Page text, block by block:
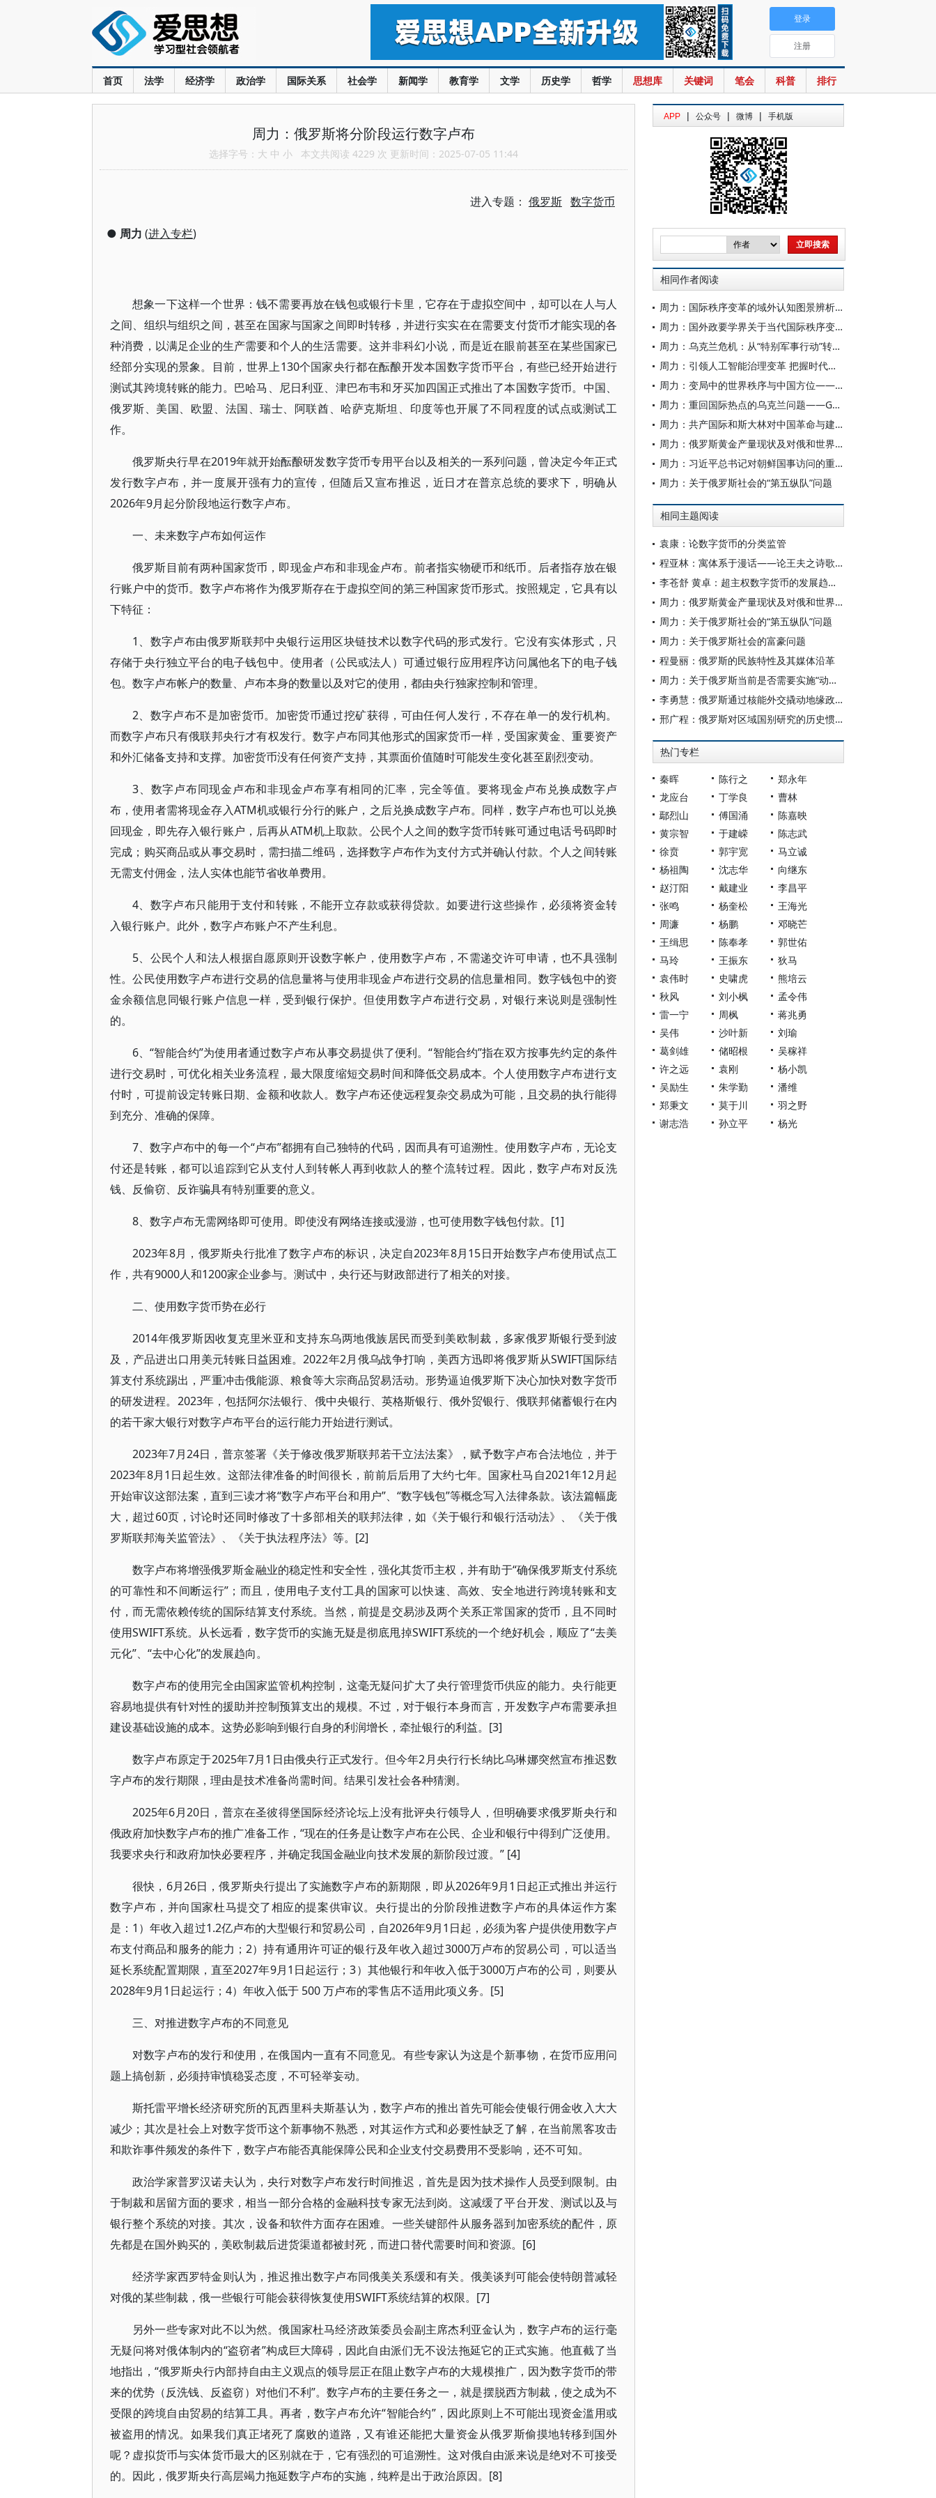
首页 法学 经济学 政治学 国际关系 社会学 新闻学 教育学 文学 历史学 哲学 思想库 关键词 笔会 科普 排行
登录
注册
周力：俄罗斯将分阶段运行数字卢布
选择字号： 大 中 小 本文共阅读 4229 次 更新时间：2025-07-05 11:44
进入专题： 俄罗斯 数字货币
● 周力 (进入专栏)
想象一下这样一个世界：钱不需要再放在钱包或银行卡里，它存在于虚拟空间中，却可以在人与人
之间、组织与组织之间，甚至在国家与国家之间即时转移，并进行实实在在需要支付货币才能实现的各
种消费，以满足企业的生产需要和个人的生活需要。这并非科幻小说，而是近在眼前甚至在某些国家已
经部分实现的景象。目前，世界上130个国家央行都在酝酿开发本国数字货币平台，有些已经开始进行
测试其跨境转账的能力。巴哈马、尼日利亚、津巴布韦和牙买加四国正式推出了本国数字货币。中国、
俄罗斯、美国、欧盟、法国、瑞士、阿联酋、哈萨克斯坦、印度等也开展了不同程度的试点或测试工
作。
俄罗斯央行早在2019年就开始酝酿研发数字货币专用平台以及相关的一系列问题，曾决定今年正式
发行数字卢布，并一度展开强有力的宣传，但随后又宣布推迟，近日才在普京总统的要求下，明确从
2026年9月起分阶段地运行数字卢布。
一、未来数字卢布如何运作
俄罗斯目前有两种国家货币，即现金卢布和非现金卢布。前者指实物硬币和纸币。后者指存放在银
行账户中的货币。数字卢布将作为俄罗斯存在于虚拟空间的第三种国家货币形式。按照规定，它具有以
下特征：
1、数字卢布由俄罗斯联邦中央银行运用区块链技术以数字代码的形式发行。它没有实体形式，只
存储于央行独立平台的电子钱包中。使用者（公民或法人）可通过银行应用程序访问属他名下的电子钱
包。数字卢布帐户的数量、卢布本身的数量以及对它的使用，都由央行独家控制和管理。
2、数字卢布不是加密货币。加密货币通过挖矿获得，可由任何人发行，不存在单一的发行机构。
而数字卢布只有俄联邦央行才有权发行。数字卢布同其他形式的国家货币一样，受国家黄金、重要资产
和外汇储备支持和支撑。加密货币没有任何资产支持，其票面价值随时可能发生变化甚至剧烈变动。
3、数字卢布同现金卢布和非现金卢布享有相同的汇率，完全等值。要将现金卢布兑换成数字卢
布，使用者需将现金存入ATM机或银行分行的账户，之后兑换成数字卢布。同样，数字卢布也可以兑换
回现金，即先存入银行账户，后再从ATM机上取款。公民个人之间的数字货币转账可通过电话号码即时
完成；购买商品或从事交易时，需扫描二维码，选择数字卢布作为支付方式并确认付款。个人之间转账
无需支付佣金，法人实体也能节省收单费用。
4、数字卢布只能用于支付和转账，不能开立存款或获得贷款。如要进行这些操作，必须将资金转
入银行账户。此外，数字卢布账户不产生利息。
5、公民个人和法人根据自愿原则开设数字帐户，使用数字卢布，不需递交许可申请，也不具强制
性。公民使用数字卢布进行交易的信息量将与使用非现金卢布进行交易的信息量相同。数字钱包中的资
金余额信息同银行账户信息一样，受到银行保护。但使用数字卢布进行交易，对银行来说则是强制性
的。
6、“智能合约”为使用者通过数字卢布从事交易提供了便利。“智能合约”指在双方按事先约定的条件
进行交易时，可优化相关业务流程，最大限度缩短交易时间和降低交易成本。个人使用数字卢布进行支
付时，可提前设定转账日期、金额和收款人。数字卢布还使远程复杂交易成为可能，且交易的执行能得
到充分、准确的保障。
7、数字卢布中的每一个“卢布”都拥有自己独特的代码，因而具有可追溯性。使用数字卢布，无论支
付还是转账，都可以追踪到它从支付人到转帐人再到收款人的整个流转过程。因此，数字卢布对反洗
钱、反偷窃、反诈骗具有特别重要的意义。
8、数字卢布无需网络即可使用。即使没有网络连接或漫游，也可使用数字钱包付款。[1]
2023年8月，俄罗斯央行批准了数字卢布的标识，决定自2023年8月15日开始数字卢布使用试点工
作，共有9000人和1200家企业参与。测试中，央行还与财政部进行了相关的对接。
二、使用数字货币势在必行
2014年俄罗斯因收复克里米亚和支持东乌两地俄族居民而受到美欧制裁，多家俄罗斯银行受到波
及，产品进出口用美元转账日益困难。2022年2月俄乌战争打响，美西方迅即将俄罗斯从SWIFT国际结
算支付系统踢出，严重冲击俄能源、粮食等大宗商品贸易活动。形势逼迫俄罗斯下决心加快对数字货币
的研发进程。2023年，包括阿尔法银行、俄中央银行、英格斯银行、俄外贸银行、俄联邦储蓄银行在内
的若干家大银行对数字卢布平台的运行能力开始进行测试。
2023年7月24日，普京签署《关于修改俄罗斯联邦若干立法法案》，赋予数字卢布合法地位，并于
2023年8月1日起生效。这部法律准备的时间很长，前前后后用了大约七年。国家杜马自2021年12月起
开始审议这部法案，直到三读才将“数字卢布平台和用户”、“数字钱包”等概念写入法律条款。该法篇幅庞
大，超过60页，讨论时还同时修改了十多部相关的联邦法律，如《关于银行和银行活动法》、《关于俄
罗斯联邦海关监管法》、《关于执法程序法》等。[2]
数字卢布将增强俄罗斯金融业的稳定性和安全性，强化其货币主权，并有助于“确保俄罗斯支付系统
的可靠性和不间断运行”；而且，使用电子支付工具的国家可以快速、高效、安全地进行跨境转账和支
付，而无需依赖传统的国际结算支付系统。当然，前提是交易涉及两个关系正常国家的货币，且不同时
使用SWIFT系统。从长远看，数字货币的实施无疑是彻底甩掉SWIFT系统的一个绝好机会，顺应了“去美
元化”、“去中心化”的发展趋向。
数字卢布的使用完全由国家监管机构控制，这毫无疑问扩大了央行管理货币供应的能力。央行能更
容易地提供有针对性的援助并控制预算支出的规模。不过，对于银行本身而言，开发数字卢布需要承担
建设基础设施的成本。这势必影响到银行自身的利润增长，牵扯银行的利益。[3]
数字卢布原定于2025年7月1日由俄央行正式发行。但今年2月央行行长纳比乌琳娜突然宣布推迟数
字卢布的发行期限，理由是技术准备尚需时间。结果引发社会各种猜测。
2025年6月20日，普京在圣彼得堡国际经济论坛上没有批评央行领导人，但明确要求俄罗斯央行和
俄政府加快数字卢布的推广准备工作，“现在的任务是让数字卢布在公民、企业和银行中得到广泛使用。
我要求央行和政府加快必要程序，并确定我国金融业向技术发展的新阶段过渡。” [4]
很快，6月26日，俄罗斯央行提出了实施数字卢布的新期限，即从2026年9月1日起正式推出并运行
数字卢布，并向国家杜马提交了相应的提案供审议。央行提出的分阶段推进数字卢布的具体运作方案
是：1）年收入超过1.2亿卢布的大型银行和贸易公司，自2026年9月1日起，必须为客户提供使用数字卢
布支付商品和服务的能力；2）持有通用许可证的银行及年收入超过3000万卢布的贸易公司，可以适当
延长系统配置期限，直至2027年9月1日起运行；3）其他银行和年收入低于3000万卢布的公司，则要从
2028年9月1日起运行；4）年收入低于 500 万卢布的零售店不适用此项义务。[5]
三、对推进数字卢布的不同意见
对数字卢布的发行和使用，在俄国内一直有不同意见。有些专家认为这是个新事物，在货币应用问
题上搞创新，必须持审慎稳妥态度，不可轻举妄动。
斯托雷平增长经济研究所的瓦西里科夫斯基认为，数字卢布的推出首先可能会使银行佣金收入大大
减少；其次是社会上对数字货币这个新事物不熟悉，对其运作方式和必要性缺乏了解，在当前黑客攻击
和欺诈事件频发的条件下，数字卢布能否真能保障公民和企业支付交易费用不受影响，还不可知。
政治学家普罗汉诺夫认为，央行对数字卢布发行时间推迟，首先是因为技术操作人员受到限制。由
于制裁和居留方面的要求，相当一部分合格的金融科技专家无法到岗。这减缓了平台开发、测试以及与
银行整个系统的对接。其次，设备和软件方面存在困难。一些关键部件从服务器到加密系统的配件，原
先都是在国外购买的，美欧制裁后进货渠道都被封死，而进口替代需要时间和资源。[6]
经济学家西罗特金则认为，推迟推出数字卢布同俄美关系缓和有关。俄美谈判可能会使特朗普减轻
对俄的某些制裁，俄一些银行可能会获得恢复使用SWIFT系统结算的权限。[7]
另外一些专家对此不以为然。俄国家杜马经济政策委员会副主席杰利亚金认为，数字卢布的运行毫
无疑问将对俄体制内的“盗窃者”构成巨大障碍，因此自由派们无不设法拖延它的正式实施。他直截了当
地指出，“俄罗斯央行内部持自由主义观点的领导层正在阻止数字卢布的大规模推广，因为数字货币的带
来的优势（反洗钱、反盗窃）对他们不利”。数字卢布的主要任务之一，就是摆脱西方制裁，使之成为不
受限的跨境自由贸易的结算工具。再者，数字卢布允许“智能合约”，因此原则上不可能出现资金滥用或
被盗用的情况。如果我们真正堵死了腐败的道路，又有谁还能把大量资金从俄罗斯偷摸地转移到国外
呢？虚拟货币与实体货币最大的区别就在于，它有强烈的可追溯性。这对俄自由派来说是绝对不可接受
的。因此，俄罗斯央行高层竭力拖延数字卢布的实施，纯粹是出于政治原因。[8]
APP | 公众号 | 微博 | 手机版
相同作者阅读
周力：国际秩序变革的域外认知图景辨析—— 国外政要学界关于当代秩序变革的观点述评
周力：国外政要学界关于当代国际秩序变革的观点述评
周力：乌克兰危机：从“特别军事行动”转向全面战争——俄罗斯政界学界对当前局势的研判
周力：引领人工智能治理变革 把握时代发展主动——人工智能全球治理的中国担当与世界意义
周力：变局中的世界秩序与中国方位——2026年6月国际形势的观察与思考
周力：重回国际热点的乌克兰问题——G7峰会同俄罗斯新一轮的较量
周力：共产国际和斯大林对中国革命与建设的影响和帮助
周力：俄罗斯黄金产量现状及对俄和世界经济的影响
周力：习近平总书记对朝鲜国事访问的重大意义
周力：关于俄罗斯社会的“第五纵队”问题
相同主题阅读
袁康：论数字货币的分类监管
程亚林：寓体系于漫话——论王夫之诗歌理论体系
李苍舒 黄卓：超主权数字货币的发展趋势及潜在风险
周力：俄罗斯黄金产量现状及对俄和世界经济的影响
周力：关于俄罗斯社会的“第五纵队”问题
周力：关于俄罗斯社会的富豪问题
程曼丽：俄罗斯的民族特性及其媒体沿革
周力：关于俄罗斯当前是否需要实施“动员经济”的讨论
李勇慧：俄罗斯通过核能外交撬动地缘政治
邢广程：俄罗斯对区域国别研究的历史惯性和现实路径
热门专栏
秦晖 陈行之
郑永年
龙应台
丁学良
曹林
鄢烈山
傅国涌
陈嘉映
黄宗智
于建嵘
陈志武
徐贲
郭宇宽
马立诚
杨祖陶
沈志华
向继东
赵汀阳
戴建业
李昌平
张鸣
杨奎松
王海光
周濂
杨鹏
邓晓芒
王缉思
陈奉孝
郭世佑
马玲
王振东
狄马
袁伟时
史啸虎
熊培云
秋风
刘小枫
孟令伟
雷一宁
周枫
蒋兆勇
吴伟
沙叶新
刘瑜
葛剑雄
储昭根
吴稼祥
许之远
袁刚
杨小凯
吴励生
朱学勤
潘维
郑秉文
莫于川
羽之野
谢志浩
孙立平 杨光